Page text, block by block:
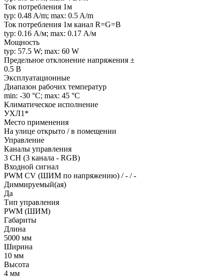
Ток потребления 1м
typ: 0.48 A/m; max: 0.5 A/m
Ток потребления 1м канал R=G=B
typ: 0.16 А/м; max: 0.17 А/м
Мощность
typ: 57.5 W; max: 60 W
Предельное отклонение напряжения ±
0.5 В
Эксплуатационные
Диапазон рабочих температур
min: -30 °C; max: 45 °C
Климатическое исполнение
УХЛ1*
Место применения
На улице открыто / в помещении
Управление
Каналы управления
3 CH (3 канала - RGB)
Входной сигнал
PWM СV (ШИМ по напряжению) / - / -
Диммируемый(ая)
Да
Тип управления
PWM (ШИМ)
Габариты
Длина
5000 мм
Ширина
10 мм
Высота
4 мм